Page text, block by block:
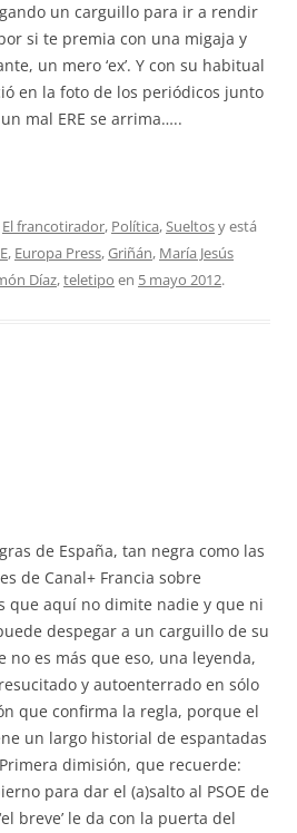
un carguillo para ir a rendir
si te premia con una migaja y
un mero ‘ex’. Y con su habitual
en la foto de los periódicos junto
mal ERE se arrima…..
El francotirador, Política,Sueltosy está
, Europa Press,Griñán, María Jesús
Díaz,teletipo en 5 mayo 2012.
de España, tan negra como las
de Canal+ Francia sobre
que aquí no dimite nadie y que ni
despegar a un carguillo de su
no es más que eso, una leyenda,
y autoenterrado en sólo
que confirma la regla, porque el
un largo historial de espantadas
dimisión, que recuerde:
para dar el (a)salto al PSOE de
breve’ le da con la puerta del